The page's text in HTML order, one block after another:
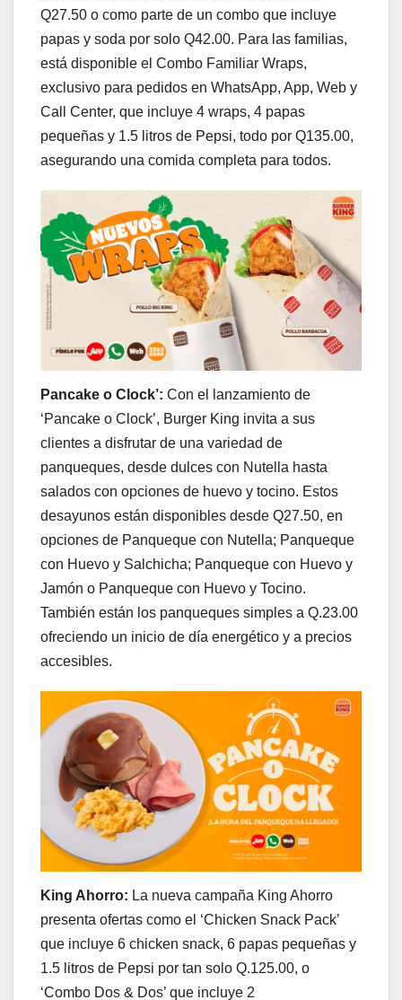
Q27.50 o como parte de un combo que incluye
papas y soda por solo Q42.00. Para las familias,
está disponible el Combo Familiar Wraps,
exclusivo para pedidos en WhatsApp, App, Web y
Call Center, que incluye 4 wraps, 4 papas
pequeñas y 1.5 litros de Pepsi, todo por Q135.00,
asegurando una comida completa para todos.
Pancake o Clock’: Con el lanzamiento de
‘Pancake o Clock’, Burger King invita a sus
clientes a disfrutar de una variedad de
panqueques, desde dulces con Nutella hasta
salados con opciones de huevo y tocino. Estos
desayunos están disponibles desde Q27.50, en
opciones de Panqueque con Nutella; Panqueque
con Huevo y Salchicha; Panqueque con Huevo y
Jamón o Panqueque con Huevo y Tocino.
También están los panqueques simples a Q.23.00
ofreciendo un inicio de día energético y a precios
accesibles.
King Ahorro: La nueva campaña King Ahorro
presenta ofertas como el ‘Chicken Snack Pack’
que incluye 6 chicken snack, 6 papas pequeñas y
1.5 litros de Pepsi por tan solo Q.125.00, o
‘Combo Dos & Dos’ que incluye 2